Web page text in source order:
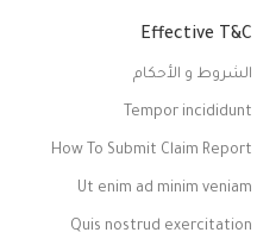
Effective T&C
الشروط و الأحكام
Tempor incididunt
How To Submit Claim Report
Ut enim ad minim veniam
Quis nostrud exercitation